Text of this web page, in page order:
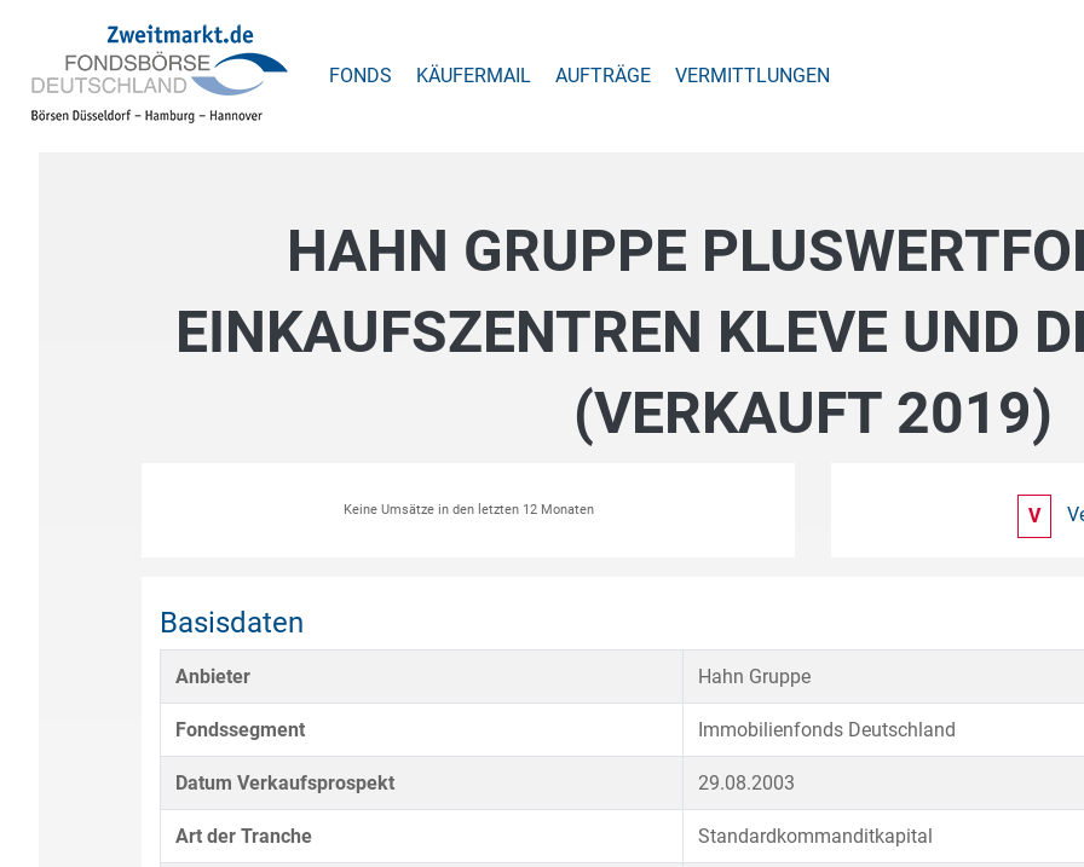
FONDS KÄUFERMAIL AUFTRÄGE VERMITTLUNGEN
HAHN GRUPPE
EINKAUFSZENTREN KLEVE UND
(VERKAUFT 2019)
Keine Umsätze in den letzten 12 Monaten V
Basisdaten
Anbieter Hahn Gruppe
Fondssegment Immobilienfonds Deutschland
Datum Verkaufsprospekt 29.08.2003
Art der Tranche Standardkommanditkapital